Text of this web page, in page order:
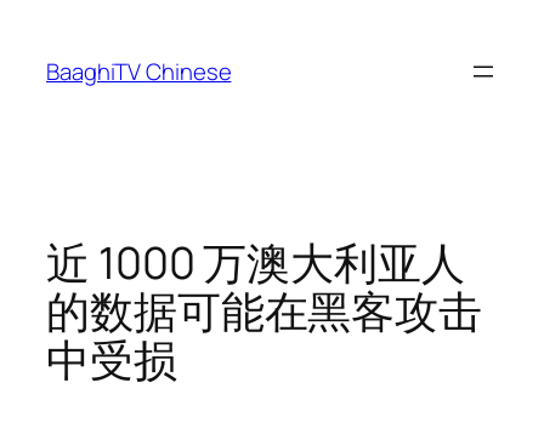
content
BaaghiTV Chinese
近 1000 万澳大利亚人
的数据可能在黑客攻击
中受损